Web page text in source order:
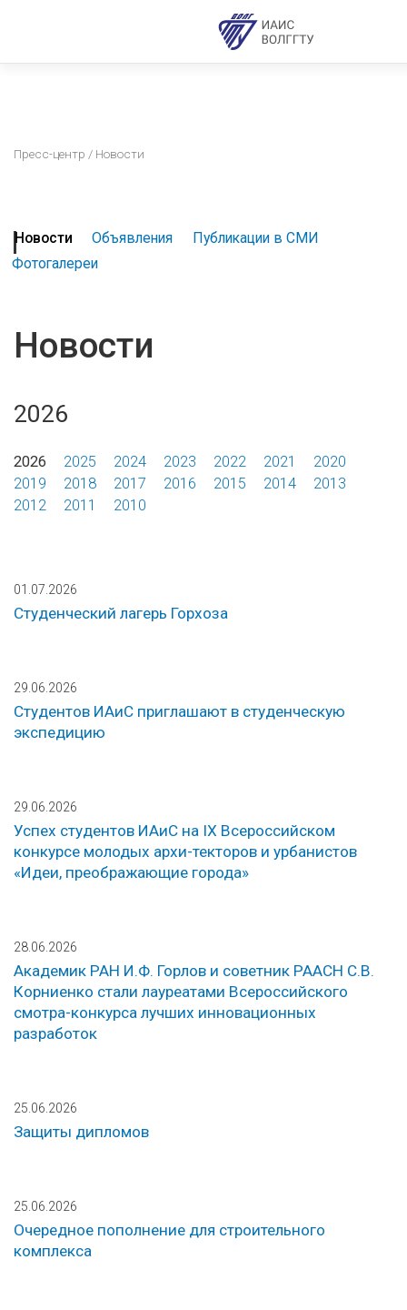
Пресс-центр / Новости
Новости Объявления
Публикации в СМИ
Фотогалереи
Новости
2026
2026 2025 2024 2023 2022 2021
2020
2019
2018 2017 2016 2015 2014
2013
2012
2011 2010
01.07.2026
Студенческий лагерь Горхоза
29.06.2026
Студентов ИАиС приглашают в студенческую
экспедицию
29.06.2026
Успех студентов ИАиС на IX Всероссийском
конкурсе молодых архи-текторов и урбанистов
«Идеи, преображающие города»
28.06.2026
Академик РАН И.Ф. Горлов и советник РААСН С.В.
Корниенко стали лауреатами Всероссийского
смотра-конкурса лучших инновационных
разработок
25.06.2026
Защиты дипломов
25.06.2026
Очередное пополнение для строительного
комплекса